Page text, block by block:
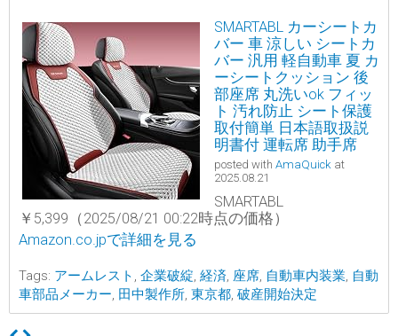
SMARTABL カーシートカ
バー 車 涼しい シートカ
バー 汎用 軽自動車 夏 カ
ーシートクッション 後
部座席 丸洗いok フィッ
ト 汚れ防止 シート保護
取付簡単 日本語取扱説
明書付 運転席 助手席
posted with AmaQuick at
2025.08.21
SMARTABL
￥5,399（2025/08/21 00:22時点の価格）
Amazon.co.jpで詳細を見る
Tags: アームレスト , 企業破綻, 経済, 座席, 自動車内装業, 自動
車部品メーカー, 田中製作所, 東京都, 破産開始決定